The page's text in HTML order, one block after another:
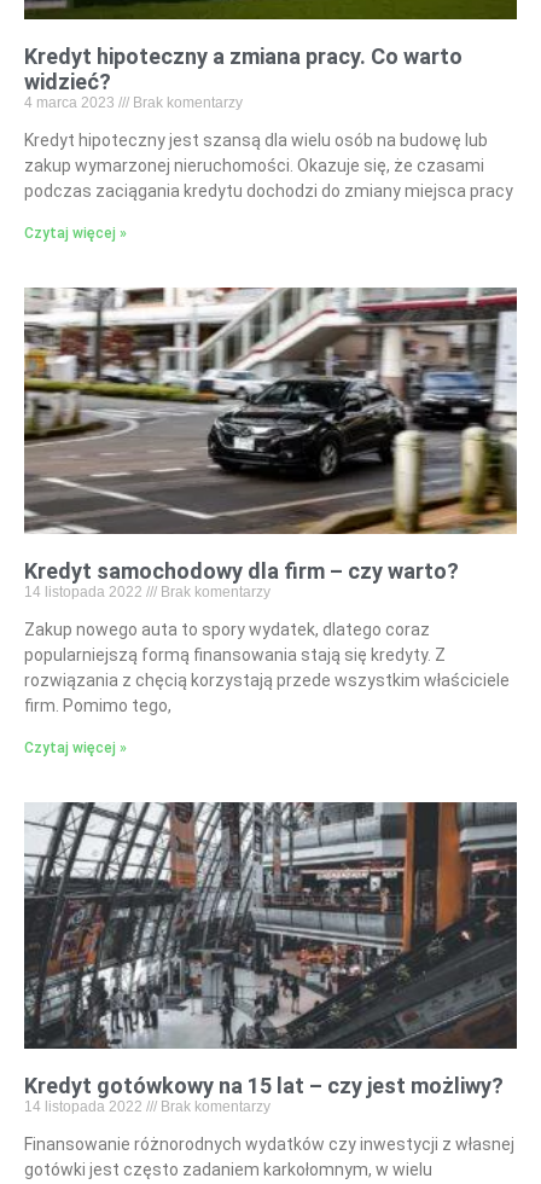
Kredyt hipoteczny a zmiana pracy. Co warto
widzieć?
4 marca 2023 Brak komentarzy
Kredyt hipoteczny jest szansą dla wielu osób na budowę lub
zakup wymarzonej nieruchomości. Okazuje się, że czasami
podczas zaciągania kredytu dochodzi do zmiany miejsca pracy
Czytaj więcej »
Kredyt samochodowy dla firm – czy warto?
14 listopada 2022 Brak komentarzy
Zakup nowego auta to spory wydatek, dlatego coraz
popularniejszą formą finansowania stają się kredyty. Z
rozwiązania z chęcią korzystają przede wszystkim właściciele
firm. Pomimo tego,
Czytaj więcej »
Kredyt gotówkowy na 15 lat – czy jest możliwy?
14 listopada 2022 Brak komentarzy
Finansowanie różnorodnych wydatków czy inwestycji z własnej
gotówki jest często zadaniem karkołomnym, w wielu